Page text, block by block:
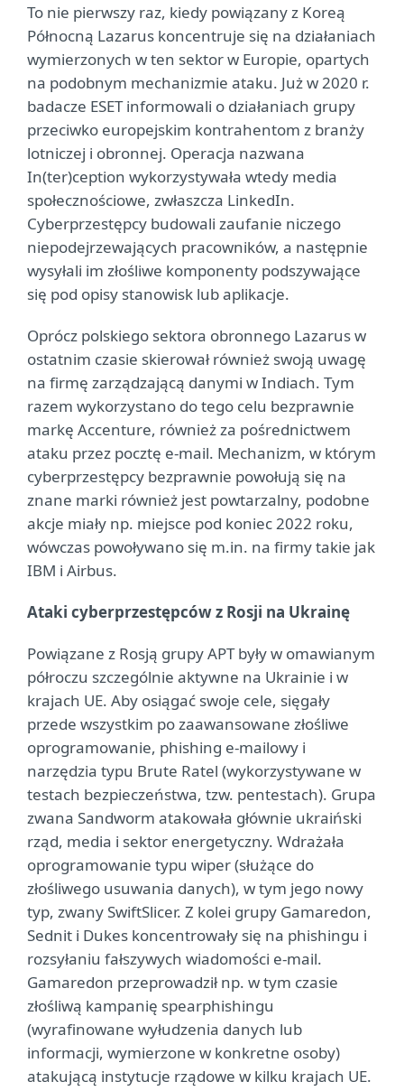
To nie pierwszy raz, kiedy powiązany z Koreą
Północną Lazarus koncentruje się na działaniach
wymierzonych w ten sektor w Europie, opartych
na podobnym mechanizmie ataku. Już w 2020 r.
badacze ESET informowali o działaniach grupy
przeciwko europejskim kontrahentom z branży
lotniczej i obronnej. Operacja nazwana
In(ter)ception wykorzystywała wtedy media
społecznościowe, zwłaszcza LinkedIn.
Cyberprzestępcy budowali zaufanie niczego
niepodejrzewających pracowników, a następnie
wysyłali im złośliwe komponenty podszywające
się pod opisy stanowisk lub aplikacje.
Oprócz polskiego sektora obronnego Lazarus w
ostatnim czasie skierował również swoją uwagę
na firmę zarządzającą danymi w Indiach. Tym
razem wykorzystano do tego celu bezprawnie
markę Accenture, również za pośrednictwem
ataku przez pocztę e-mail. Mechanizm, w którym
cyberprzestępcy bezprawnie powołują się na
znane marki również jest powtarzalny, podobne
akcje miały np. miejsce pod koniec 2022 roku,
wówczas powoływano się m.in. na firmy takie jak
IBM i Airbus.
Ataki cyberprzestępców z Rosji na Ukrainę
Powiązane z Rosją grupy APT były w omawianym
półroczu szczególnie aktywne na Ukrainie i w
krajach UE. Aby osiągać swoje cele, sięgały
przede wszystkim po zaawansowane złośliwe
oprogramowanie, phishing e-mailowy i
narzędzia typu Brute Ratel (wykorzystywane w
testach bezpieczeństwa, tzw. pentestach). Grupa
zwana Sandworm atakowała głównie ukraiński
rząd, media i sektor energetyczny. Wdrażała
oprogramowanie typu wiper (służące do
złośliwego usuwania danych), w tym jego nowy
typ, zwany SwiftSlicer. Z kolei grupy Gamaredon,
Sednit i Dukes koncentrowały się na phishingu i
rozsyłaniu fałszywych wiadomości e-mail.
Gamaredon przeprowadził np. w tym czasie
złośliwą kampanię spearphishingu
(wyrafinowane wyłudzenia danych lub
informacji, wymierzone w konkretne osoby)
atakującą instytucje rządowe w kilku krajach UE.